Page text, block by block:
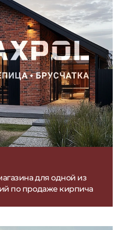
для одной из
по продаже кирпича